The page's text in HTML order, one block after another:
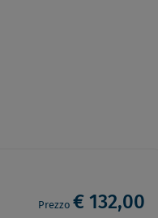
Prezzo € 132,00